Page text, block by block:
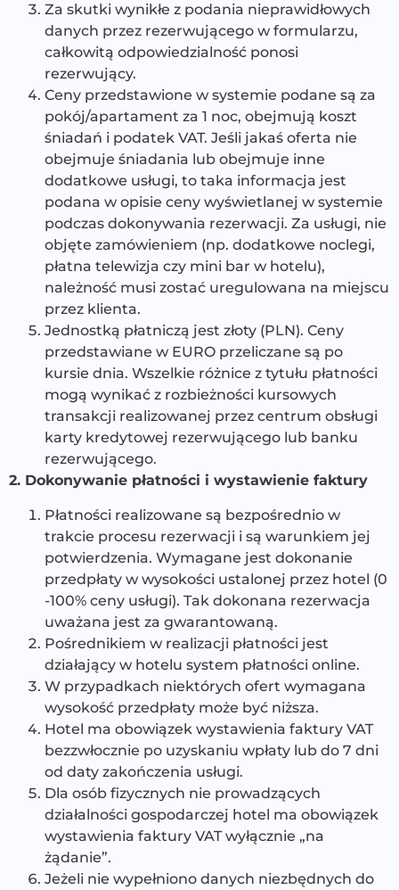
Za skutki wynikłe z podania nieprawidłowych
danych przez rezerwującego w formularzu,
całkowitą odpowiedzialność ponosi
rezerwujący.
Ceny przedstawione w systemie podane są za
pokój/apartament za 1 noc, obejmują koszt
śniadań i podatek VAT. Jeśli jakaś oferta nie
obejmuje śniadania lub obejmuje inne
dodatkowe usługi, to taka informacja jest
podana w opisie ceny wyświetlanej w systemie
podczas dokonywania rezerwacji. Za usługi, nie
objęte zamówieniem (np. dodatkowe noclegi,
płatna telewizja czy mini bar w hotelu),
należność musi zostać uregulowana na miejscu
przez klienta.
Jednostką płatniczą jest złoty (PLN). Ceny
przedstawiane w EURO przeliczane są po
kursie dnia. Wszelkie różnice z tytułu płatności
mogą wynikać z rozbieżności kursowych
transakcji realizowanej przez centrum obsługi
karty kredytowej rezerwującego lub banku
rezerwującego.
2. Dokonywanie płatności i wystawienie faktury
Płatności realizowane są bezpośrednio w
trakcie procesu rezerwacji i są warunkiem jej
potwierdzenia. Wymagane jest dokonanie
przedpłaty w wysokości ustalonej przez hotel (0
-100% ceny usługi). Tak dokonana rezerwacja
uważana jest za gwarantowaną.
Pośrednikiem w realizacji płatności jest
działający w hotelu system płatności online.
W przypadkach niektórych ofert wymagana
wysokość przedpłaty może być niższa.
Hotel ma obowiązek wystawienia faktury VAT
bezzwłocznie po uzyskaniu wpłaty lub do 7 dni
od daty zakończenia usługi.
Dla osób fizycznych nie prowadzących
działalności gospodarczej hotel ma obowiązek
wystawienia faktury VAT wyłącznie „na
żądanie”.
Jeżeli nie wypełniono danych niezbędnych do